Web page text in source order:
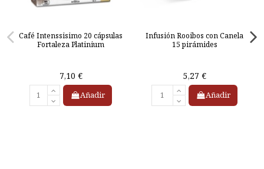
Café Intenssisimo 20 cápsulas
Fortaleza Platinium
7,10 €
Añadir
Infusión Rooibos con Canela
15 pirámides
5,27 €
Añadir